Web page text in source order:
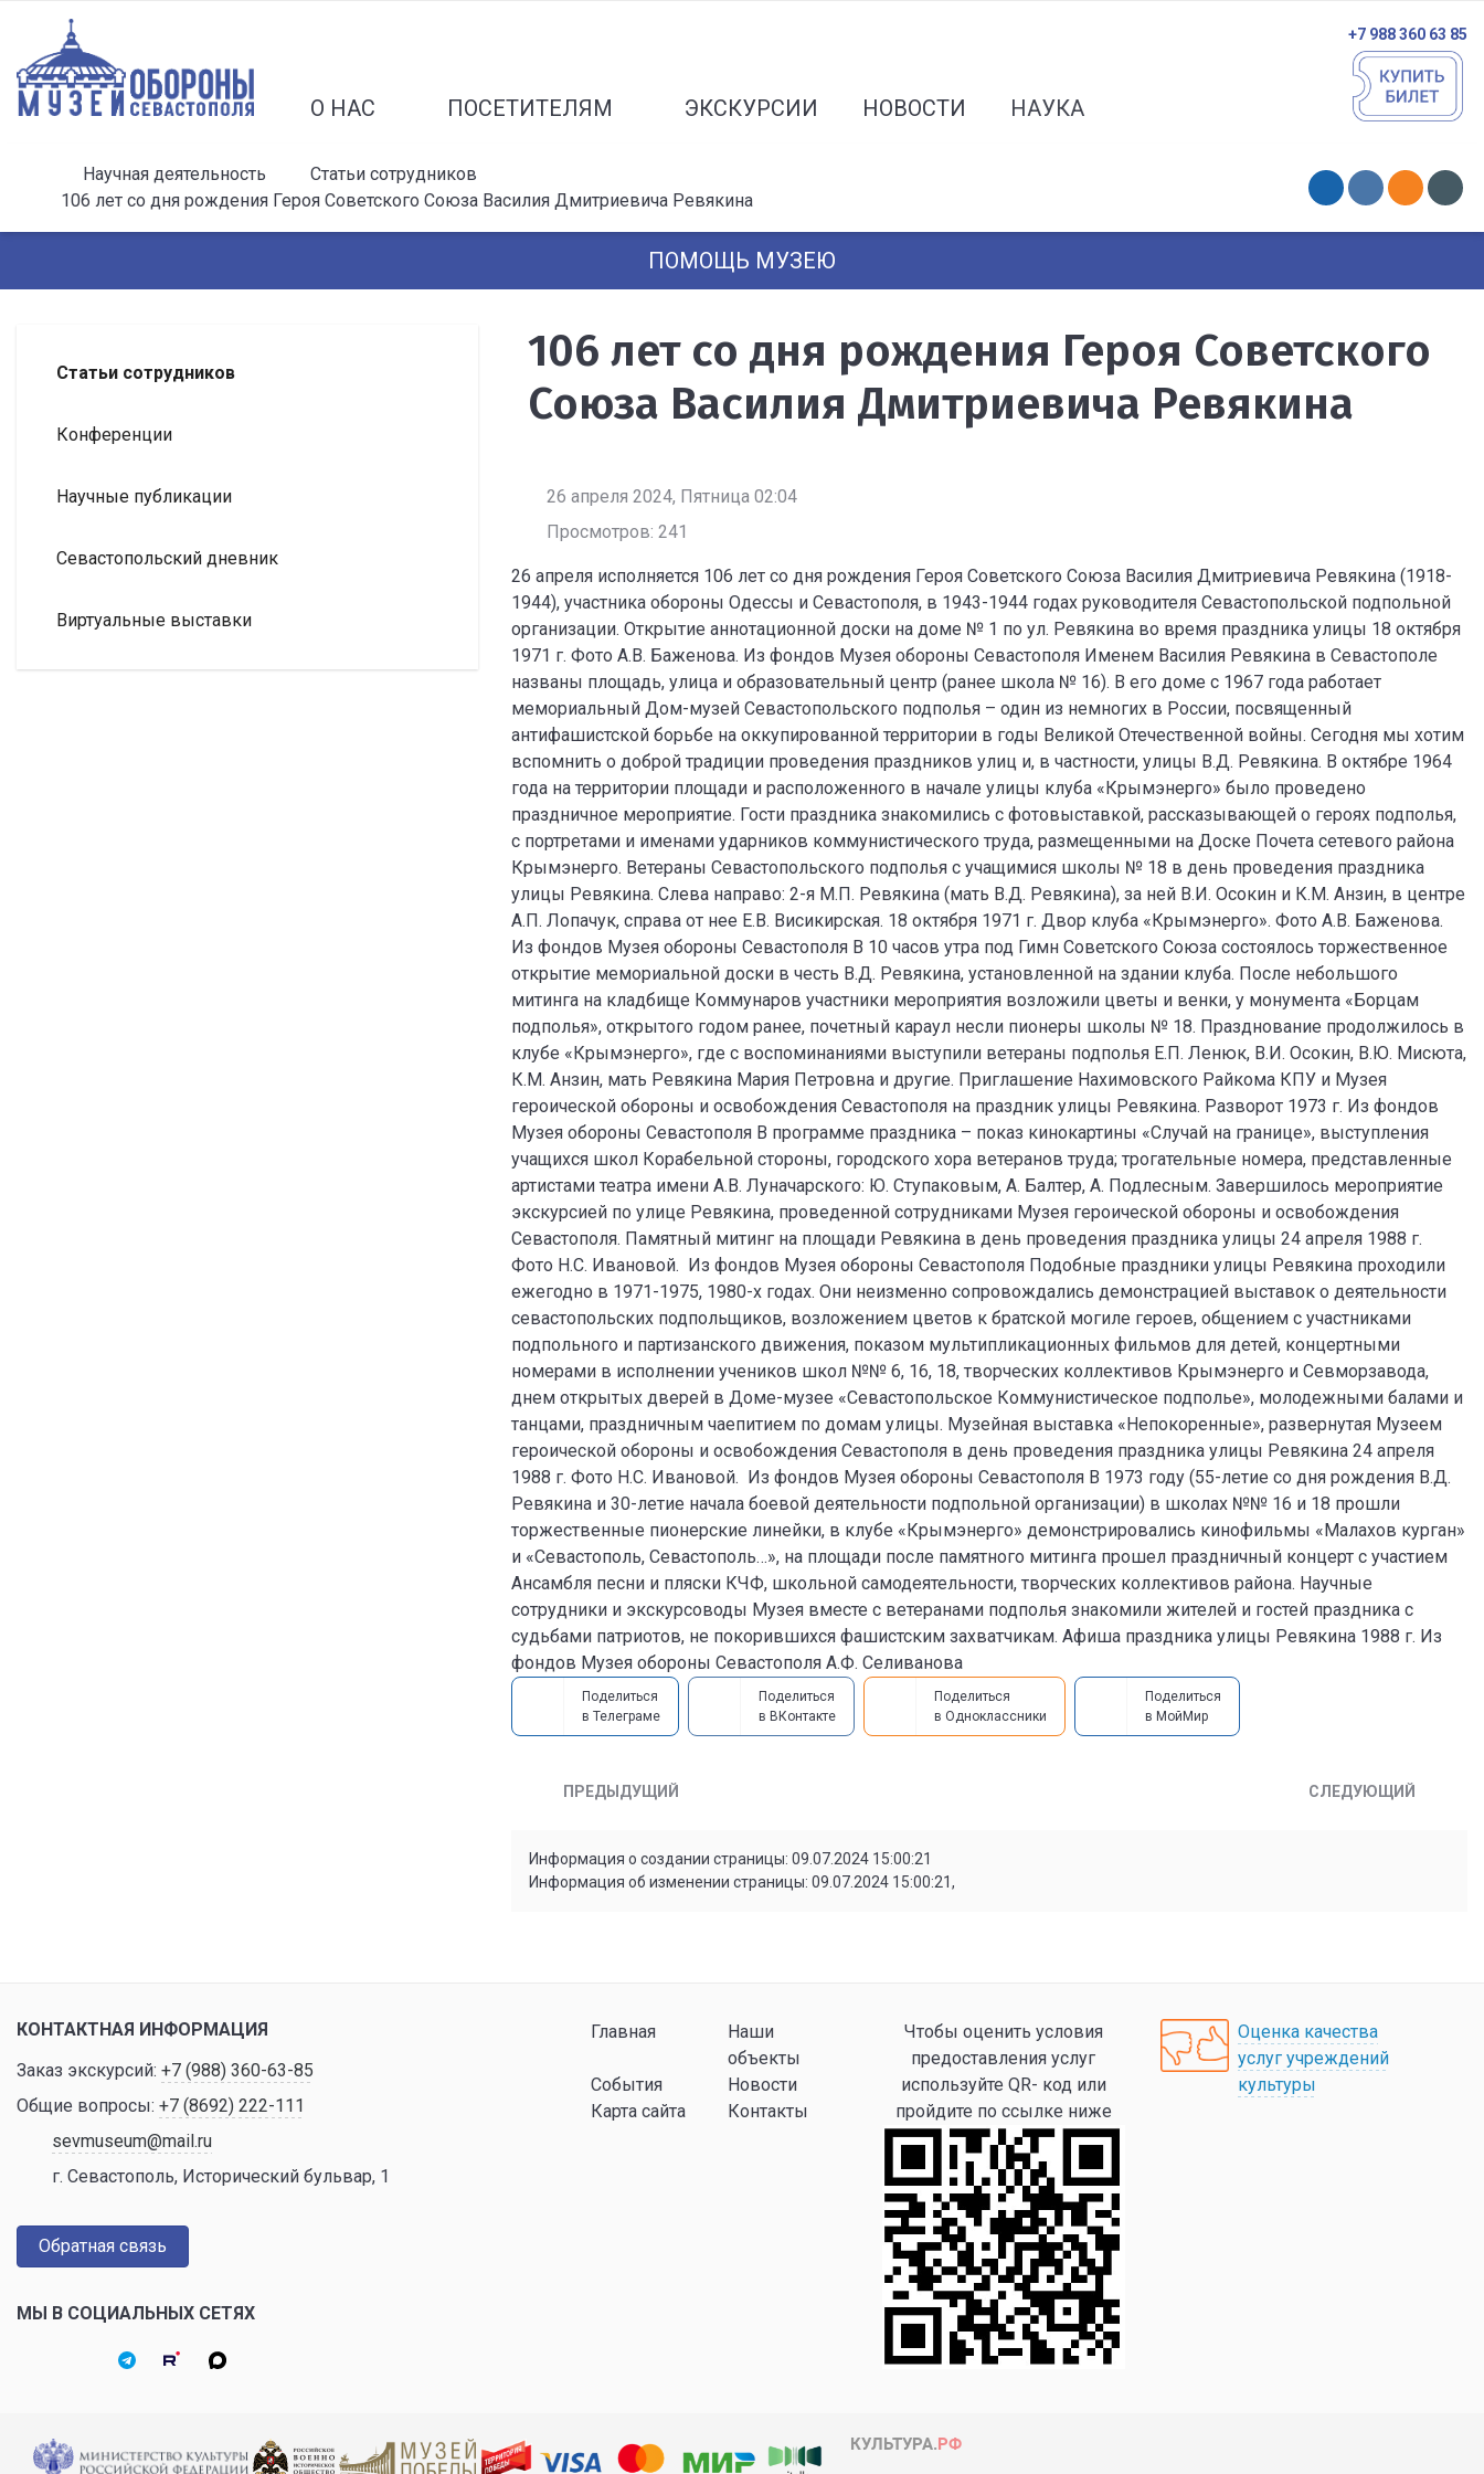
О НАС ПОСЕТИТЕЛЯМ ЭКСКУРСИИ НОВОСТИ НАУКА
+7 988 360 63 85
Научная деятельность
Статьи сотрудников
106 лет со дня рождения Героя Советского Союза Василия Дмитриевича Ревякина
ПОМОЩЬ МУЗЕЮ
Статьи сотрудников
Конференции
Научные публикации
Севастопольский дневник
Виртуальные выставки
106 лет со дня рождения Героя Советского
Союза Василия Дмитриевича Ревякина
26 апреля 2024, Пятница 02:04
Просмотров: 241
26 апреля исполняется 106 лет со дня рождения Героя Советского Союза Василия Дмитриевича Ревякина (1918-
1944), участника обороны Одессы и Севастополя, в 1943-1944 годах руководителя Севастопольской подпольной
организации. Открытие аннотационной доски на доме № 1 по ул. Ревякина во время праздника улицы 18 октября
1971 г. Фото А.В. Баженова. Из фондов Музея обороны Севастополя Именем Василия Ревякина в Севастополе
названы площадь, улица и образовательный центр (ранее школа № 16). В его доме с 1967 года работает
мемориальный Дом-музей Севастопольского подполья – один из немногих в России, посвященный
антифашистской борьбе на оккупированной территории в годы Великой Отечественной войны. Сегодня мы хотим
вспомнить о доброй традиции проведения праздников улиц и, в частности, улицы В.Д. Ревякина. В октябре 1964
года на территории площади и расположенного в начале улицы клуба «Крымэнерго» было проведено
праздничное мероприятие. Гости праздника знакомились с фотовыставкой, рассказывающей о героях подполья,
с портретами и именами ударников коммунистического труда, размещенными на Доске Почета сетевого района
Крымэнерго. Ветераны Севастопольского подполья с учащимися школы № 18 в день проведения праздника
улицы Ревякина. Слева направо: 2-я М.П. Ревякина (мать В.Д. Ревякина), за ней В.И. Осокин и К.М. Анзин, в центре
А.П. Лопачук, справа от нее Е.В. Висикирская. 18 октября 1971 г. Двор клуба «Крымэнерго». Фото А.В. Баженова.
Из фондов Музея обороны Севастополя В 10 часов утра под Гимн Советского Союза состоялось торжественное
открытие мемориальной доски в честь В.Д. Ревякина, установленной на здании клуба. После небольшого
митинга на кладбище Коммунаров участники мероприятия возложили цветы и венки, у монумента «Борцам
подполья», открытого годом ранее, почетный караул несли пионеры школы № 18. Празднование продолжилось в
клубе «Крымэнерго», где с воспоминаниями выступили ветераны подполья Е.П. Ленюк, В.И. Осокин, В.Ю. Мисюта,
К.М. Анзин, мать Ревякина Мария Петровна и другие. Приглашение Нахимовского Райкома КПУ и Музея
героической обороны и освобождения Севастополя на праздник улицы Ревякина. Разворот 1973 г. Из фондов
Музея обороны Севастополя В программе праздника – показ кинокартины «Случай на границе», выступления
учащихся школ Корабельной стороны, городского хора ветеранов труда; трогательные номера, представленные
артистами театра имени А.В. Луначарского: Ю. Ступаковым, А. Балтер, А. Подлесным. Завершилось мероприятие
экскурсией по улице Ревякина, проведенной сотрудниками Музея героической обороны и освобождения
Севастополя. Памятный митинг на площади Ревякина в день проведения праздника улицы 24 апреля 1988 г.
Фото Н.С. Ивановой. Из фондов Музея обороны Севастополя Подобные праздники улицы Ревякина проходили
ежегодно в 1971-1975, 1980-х годах. Они неизменно сопровождались демонстрацией выставок о деятельности
севастопольских подпольщиков, возложением цветов к братской могиле героев, общением с участниками
подпольного и партизанского движения, показом мультипликационных фильмов для детей, концертными
номерами в исполнении учеников школ №№ 6, 16, 18, творческих коллективов Крымэнерго и Севморзавода,
днем открытых дверей в Доме-музее «Севастопольское Коммунистическое подполье», молодежными балами и
танцами, праздничным чаепитием по домам улицы. Музейная выставка «Непокоренные», развернутая Музеем
героической обороны и освобождения Севастополя в день проведения праздника улицы Ревякина 24 апреля
1988 г. Фото Н.С. Ивановой. Из фондов Музея обороны Севастополя В 1973 году (55-летие со дня рождения В.Д.
Ревякина и 30-летие начала боевой деятельности подпольной организации) в школах №№ 16 и 18 прошли
торжественные пионерские линейки, в клубе «Крымэнерго» демонстрировались кинофильмы «Малахов курган»
и «Севастополь, Севастополь…», на площади после памятного митинга прошел праздничный концерт с участием
Ансамбля песни и пляски КЧФ, школьной самодеятельности, творческих коллективов района. Научные
сотрудники и экскурсоводы Музея вместе с ветеранами подполья знакомили жителей и гостей праздника с
судьбами патриотов, не покорившихся фашистским захватчикам. Афиша праздника улицы Ревякина 1988 г. Из
фондов Музея обороны Севастополя А.Ф. Селиванова
Поделиться
в Телеграме
Поделиться
в ВКонтакте
Поделиться
в Одноклассники
Поделиться
в МойМир
ПРЕДЫДУЩИЙ СЛЕДУЮЩИЙ
Информация о создании страницы: 09.07.2024 15:00:21
Информация об изменении страницы: 09.07.2024 15:00:21,
КОНТАКТНАЯ ИНФОРМАЦИЯ
Заказ экскурсий: +7 (988) 360-63-85
Общие вопросы: +7 (8692) 222-111
sevmuseum@mail.ru
г. Севастополь, Исторический бульвар, 1
Обратная связь
МЫ В СОЦИАЛЬНЫХ СЕТЯХ
Главная
Наши
объекты
События
Новости
Карта сайта
Контакты
Чтобы оценить условия
предоставления услуг
используйте QR- код или
пройдите по ссылке ниже
Оценка качества
услуг учреждений
культуры